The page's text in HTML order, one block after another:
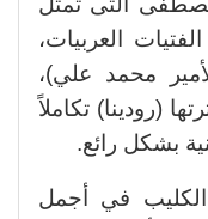
العربيات،
محمد علي)،
(رودينا) تكاملاً
بشكل رائع.
في أجمل